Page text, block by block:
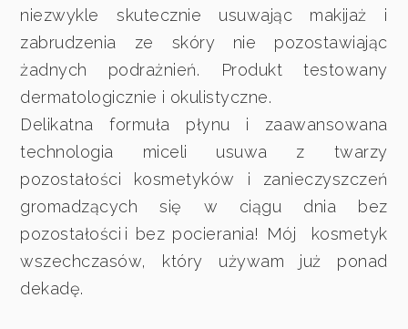
niezwykle skutecznie usuwając makijaż i
zabrudzenia ze skóry nie pozostawiając
żadnych podrażnień. Produkt testowany
dermatologicznie i okulistyczne.
Delikatna formuła płynu i zaawansowana
technologia miceli usuwa z twarzy
pozostałości kosmetyków i zanieczyszczeń
gromadzących się w ciągu dnia bez
pozostałości i bez pocierania! Mój kosmetyk
wszechczasów, który używam już ponad
dekadę.